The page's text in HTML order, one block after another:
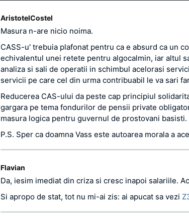
AristotelCostel
Masura n-are nicio noima.
CASS-u' trebuia plafonat pentru ca e absurd ca un
echivalentul unei retete pentru algocalmin, iar altul
analiza si sali de operatii in schimbul acelorasi
servicii pe care cel din urma contribuabil le va sari
Reducerea CAS-ului da peste cap principiul
gargara pe tema fondurilor de pensii private
masura logica pentru guvernul de prostovani basisti.
P.S. Sper ca doamna Vass este autoarea morala a
Flavian
Da, iesim imediat din criza si cresc inapoi salariile.
Si apropo de stat, tot nu mi-ai zis: ai apucat sa vezi